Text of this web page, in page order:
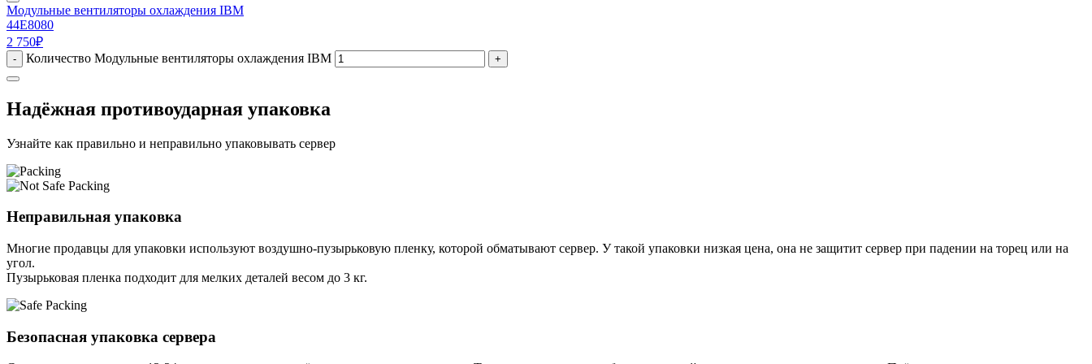
Модульные вентиляторы охлаждения IBM
44E8080
2 750₽
- Количество Модульные вентиляторы охлаждения IBM +
Надёжная противоударная упаковка
Узнайте как правильно и неправильно упаковывать сервер
Неправильная упаковка
Многие продавцы для упаковки используют воздушно-пузырьковую пленку, которой обматывают сервер. У такой упаковки низкая цена, она не защитит сервер при падении на торец или на
угол.
Пузырьковая пленка подходит для мелких деталей весом до 3 кг.
Безопасная упаковка сервера